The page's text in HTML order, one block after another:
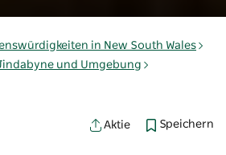
in New South Wales
und Umgebung
Aktie Speichern